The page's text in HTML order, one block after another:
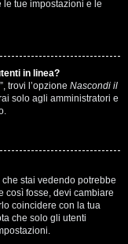
le tue impostazioni e le
in linea?
trovi l’opzione Nascondi il
solo agli amministratori e
che stai vedendo potrebbe
così fosse, devi cambiare
coincidere con la tua
che solo gli utenti